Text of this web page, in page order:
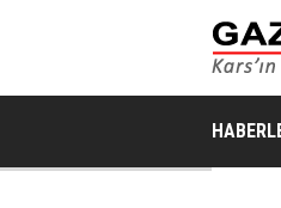
GÜNCEL / 17:32
KONGRESI YOĞUN KATILIMLA
GERÇEKLEŞTIRILDI